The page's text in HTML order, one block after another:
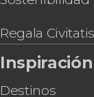
Espectáculo
Tour en
Regala Civitatis
Inspiración
Destinos